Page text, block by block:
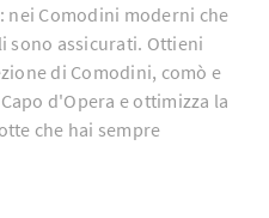
Comodini moderni che
sono assicurati. Ottieni
di Comodini, comò e
d'Opera e ottimizza la
che hai sempre